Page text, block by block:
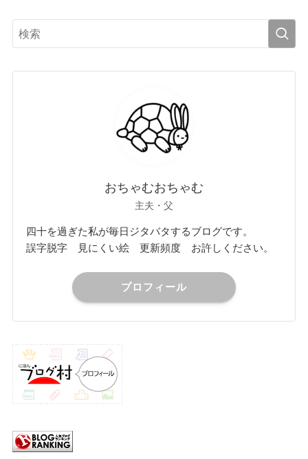
おちゃむおちゃむ
主夫・父
四十を過ぎた私が毎日ジタバタするブログです。
誤字脱字 見にくい絵 更新頻度 お許しください。
プロフィール